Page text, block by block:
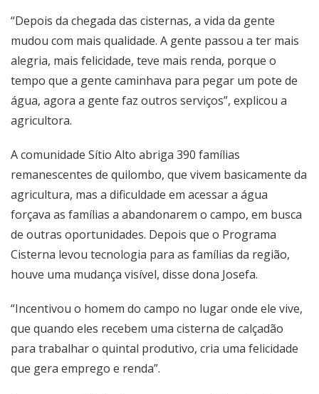
“Depois da chegada das cisternas, a vida da gente
mudou com mais qualidade. A gente passou a ter mais
alegria, mais felicidade, teve mais renda, porque o
tempo que a gente caminhava para pegar um pote de
água, agora a gente faz outros serviços”, explicou a
agricultora.
A comunidade Sítio Alto abriga 390 famílias
remanescentes de quilombo, que vivem basicamente da
agricultura, mas a dificuldade em acessar a água
forçava as famílias a abandonarem o campo, em busca
de outras oportunidades. Depois que o Programa
Cisterna levou tecnologia para as famílias da região,
houve uma mudança visível, disse dona Josefa.
“Incentivou o homem do campo no lugar onde ele vive,
que quando eles recebem uma cisterna de calçadão
para trabalhar o quintal produtivo, cria uma felicidade
que gera emprego e renda”.